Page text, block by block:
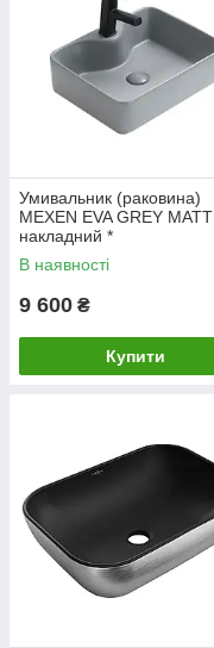
Умивальник (раковина)
MEXEN EVA GREY MATT
накладний *
В наявності
9 600 ₴
Купити